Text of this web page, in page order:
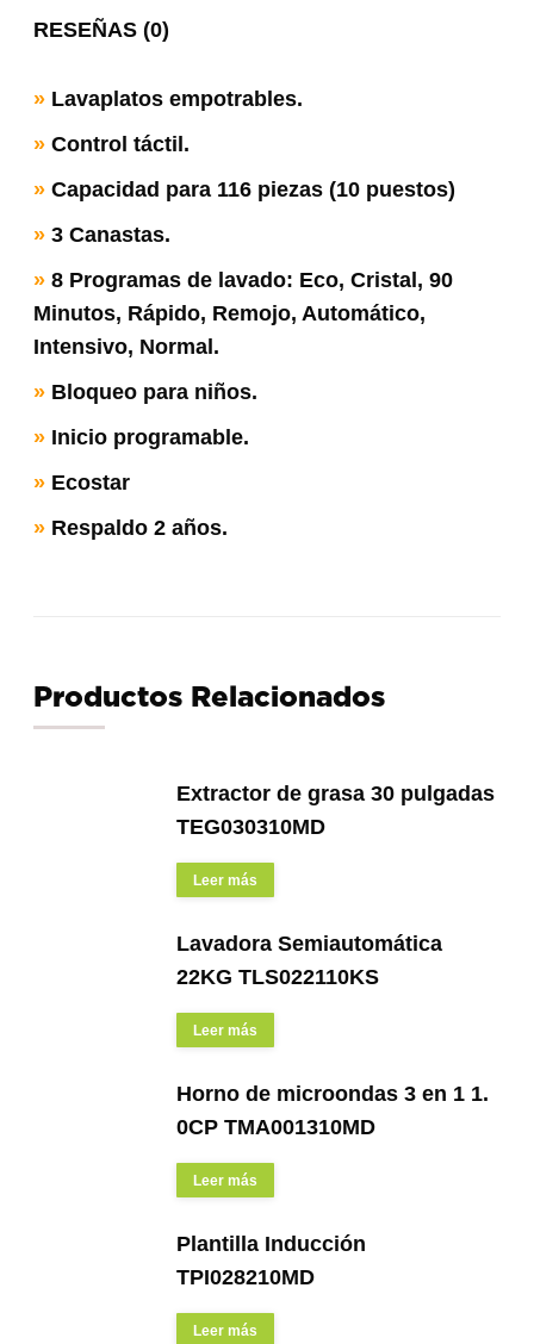
RESEÑAS (0)
» Lavaplatos empotrables.
» Control táctil.
» Capacidad para 116 piezas (10 puestos)
» 3 Canastas.
» 8 Programas de lavado: Eco, Cristal, 90
Minutos, Rápido, Remojo, Automático,
Intensivo, Normal.
» Bloqueo para niños.
» Inicio programable.
» Ecostar
» Respaldo 2 años.
Productos Relacionados
Extractor de grasa 30 pulgadas
TEG030310MD
Leer más
Lavadora Semiautomática
22KG TLS022110KS
Leer más
Horno de microondas 3 en 1 1.
0CP TMA001310MD
Leer más
Plantilla Inducción
TPI028210MD
Leer más